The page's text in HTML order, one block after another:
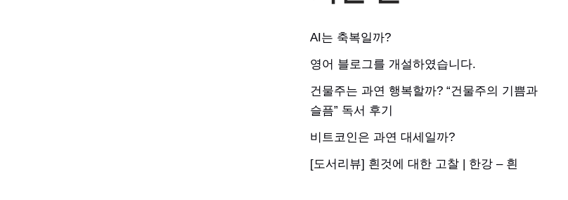
AI는 축복일까?
영어 블로그를 개설하였습니다.
건물주는 과연 행복할까? “건물주의 기쁨과
슬픔” 독서 후기
비트코인은 과연 대세일까?
[도서리뷰] 흰것에 대한 고찰 | 한강 – 흰